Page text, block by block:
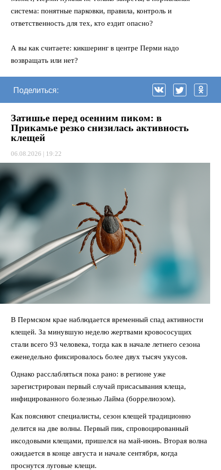
система: понятные парковки, правила, контроль и
ответственность для тех, кто ездит опасно?
А вы как считаете: кикшеринг в центре Перми надо
возвращать или нет?
Поделиться:
Затишье перед осенним пиком: в
Прикамье резко снизилась активность
клещей
06.08.2026 | 19:22
В Пермском крае наблюдается временный спад активности
клещей. За минувшую неделю жертвами кровососущих
стали всего 93 человека, тогда как в начале летнего сезона
еженедельно фиксировалось более двух тысяч укусов.
Однако расслабляться пока рано: в регионе уже
зарегистрирован первый случай присасывания клеща,
инфицированного болезнью Лайма (боррелиозом).
Как поясняют специалисты, сезон клещей традиционно
делится на две волны. Первый пик, спровоцированный
иксодовыми клещами, пришелся на май-июнь. Вторая волна
ожидается в конце августа и начале сентября, когда
проснутся луговые клещи.